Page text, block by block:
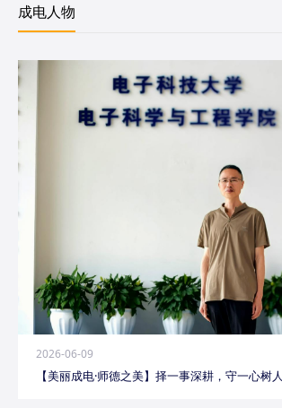
成电人物
2026-06-09
【美丽成电·师德之美】择一事深耕，守一心树人